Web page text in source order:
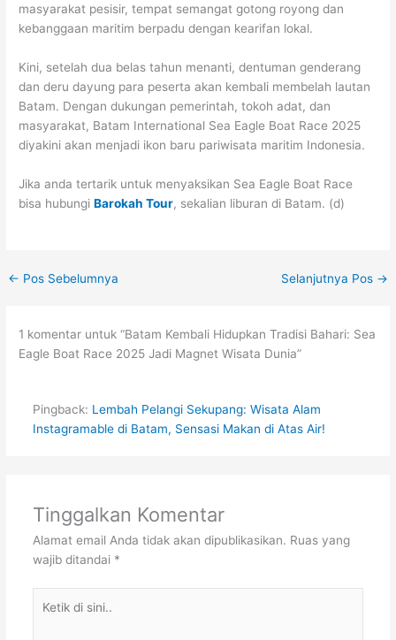
masyarakat pesisir, tempat semangat gotong royong dan
kebanggaan maritim berpadu dengan kearifan lokal.
Kini, setelah dua belas tahun menanti, dentuman genderang
dan deru dayung para peserta akan kembali membelah lautan
Batam. Dengan dukungan pemerintah, tokoh adat, dan
masyarakat, Batam International Sea Eagle Boat Race 2025
diyakini akan menjadi ikon baru pariwisata maritim Indonesia.
Jika anda tertarik untuk menyaksikan Sea Eagle Boat Race
bisa hubungiBarokah Tour, sekalian liburan di Batam. (d)
← Pos Sebelumnya Selanjutnya Pos →
1 komentar untuk “Batam Kembali Hidupkan Tradisi Bahari: Sea
Eagle Boat Race 2025 Jadi Magnet Wisata Dunia”
Pingback: Lembah Pelangi Sekupang: Wisata Alam
Instagramable di Batam, Sensasi Makan di Atas Air!
Tinggalkan Komentar
Alamat email Anda tidak akan dipublikasikan. Ruas yang
wajib ditandai *